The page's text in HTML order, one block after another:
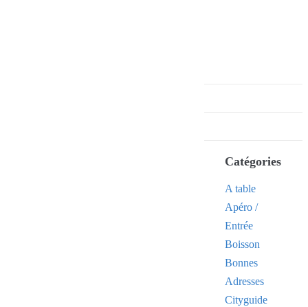
Catégories
A table
Apéro /
Entrée
Boisson
Bonnes
Adresses
Cityguide